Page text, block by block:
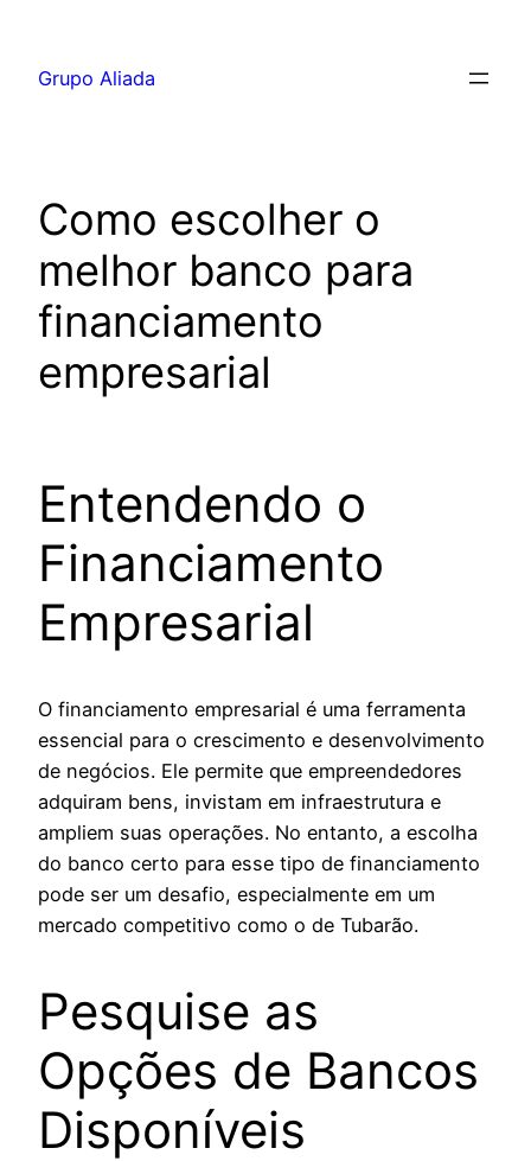
Grupo Aliada
Como escolher o
melhor banco para
financiamento
empresarial
Entendendo o
Financiamento
Empresarial
O financiamento empresarial é uma ferramenta
essencial para o crescimento e desenvolvimento
de negócios. Ele permite que empreendedores
adquiram bens, invistam em infraestrutura e
ampliem suas operações. No entanto, a escolha
do banco certo para esse tipo de financiamento
pode ser um desafio, especialmente em um
mercado competitivo como o de Tubarão.
Pesquise as
Opções de Bancos
Disponíveis